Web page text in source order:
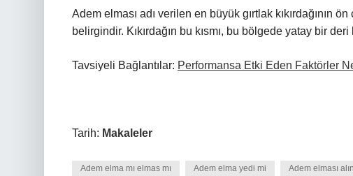
Adem elması adı verilen en büyük gırtlak kıkırdağının
belirgindir. Kıkırdağın bu kısmı, bu bölgede yatay bir deri
Tavsiyeli Bağlantılar: Performansa Etki Eden Faktörler
Tarih: Makaleler
Adem elma mı elmas mı Adem elma yedi mi Adem elması